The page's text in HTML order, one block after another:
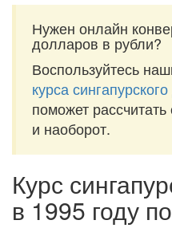
Нужен онлайн
долларов в рубли?
Воспользуйтесь
курса
поможет
и наоборот.
Курс
в 1995 году